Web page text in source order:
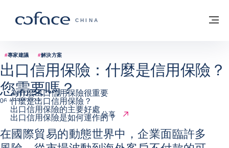
科法斯：攜手共創安全貿易 - 首頁
CHINA
返回首頁
#專家建議 #解決方案
出口信用保險：什麼是信用保險？
您需要嗎？
06 / 03 / 2023
為什麼出口信用保險很重要
什麼是出口信用保險？
出口信用保險的主要好處
出口信用保險是如何運作的？
分享
在國際貿易的動態世界中，企業面臨許多